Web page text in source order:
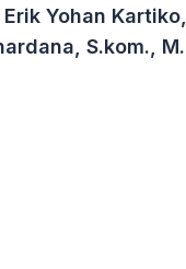
Yohan
S.kom.,